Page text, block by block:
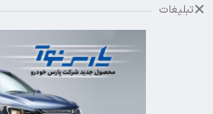
تبلیغات